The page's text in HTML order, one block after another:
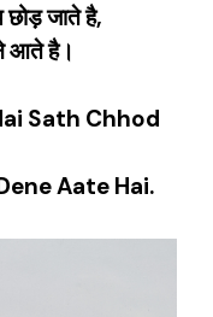
जाते है,
आते है।
Sath Chhod
Aate Hai.